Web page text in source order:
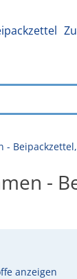
-
-
anzeigen